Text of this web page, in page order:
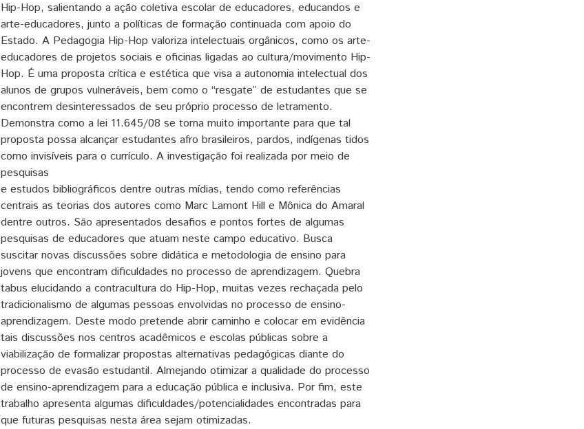
Hip-Hop, salientando a ação coletiva escolar de educadores, educandos e
arte-educadores, junto a políticas de formação continuada com apoio do
Estado. A Pedagogia Hip-Hop valoriza intelectuais orgânicos, como os arte-
educadores de projetos sociais e oficinas ligadas ao cultura/movimento Hip-
Hop. É uma proposta crítica e estética que visa a autonomia intelectual dos
alunos de grupos vulneráveis, bem como o “resgate” de estudantes que se
encontrem desinteressados de seu próprio processo de letramento.
Demonstra como a lei 11.645/08 se torna muito importante para que tal
proposta possa alcançar estudantes afro brasileiros, pardos, indígenas tidos
como invisíveis para o currículo. A investigação foi realizada por meio de
pesquisas
e estudos bibliográficos dentre outras mídias, tendo como referências
centrais as teorias dos autores como Marc Lamont Hill e Mônica do Amaral
dentre outros. São apresentados desafios e pontos fortes de algumas
pesquisas de educadores que atuam neste campo educativo. Busca
suscitar novas discussões sobre didática e metodologia de ensino para
jovens que encontram dificuldades no processo de aprendizagem. Quebra
tabus elucidando a contracultura do Hip-Hop, muitas vezes rechaçada pelo
tradicionalismo de algumas pessoas envolvidas no processo de ensino-
aprendizagem. Deste modo pretende abrir caminho e colocar em evidência
tais discussões nos centros acadêmicos e escolas públicas sobre a
viabilização de formalizar propostas alternativas pedagógicas diante do
processo de evasão estudantil. Almejando otimizar a qualidade do processo
de ensino-aprendizagem para a educação pública e inclusiva. Por fim, este
trabalho apresenta algumas dificuldades/potencialidades encontradas para
que futuras pesquisas nesta área sejam otimizadas.